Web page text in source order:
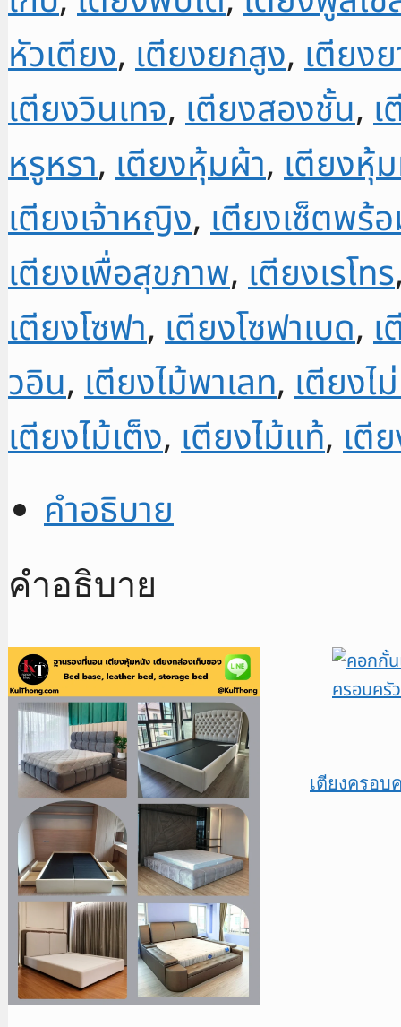
หัวเตียง, เตียงยกสูง, เตียง
เตียงวินเทจ, เตียงสองชั้น, เ
หรูหรา, เตียงหุ้มผ้า, เตียงหุ้
เตียงเจ้าหญิง, เตียงเซ็ตพร้
เตียงเพื่อสุขภาพ, เตียงเรโทร
เตียงโซฟา, เตียงโซฟาเบด, เ
วอิน, เตียงไม้พาเลท, เตียงไ
เตียงไม้เต็ง, เตียงไม้แท้, เตี
คำอธิบาย
คำอธิบาย
เตียงครอบ